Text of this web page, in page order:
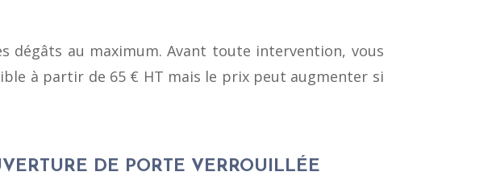
dégâts au maximum. Avant toute intervention, vous
à partir de 65 € HT mais le prix peut augmenter si
DE PORTE VERROUILLÉE